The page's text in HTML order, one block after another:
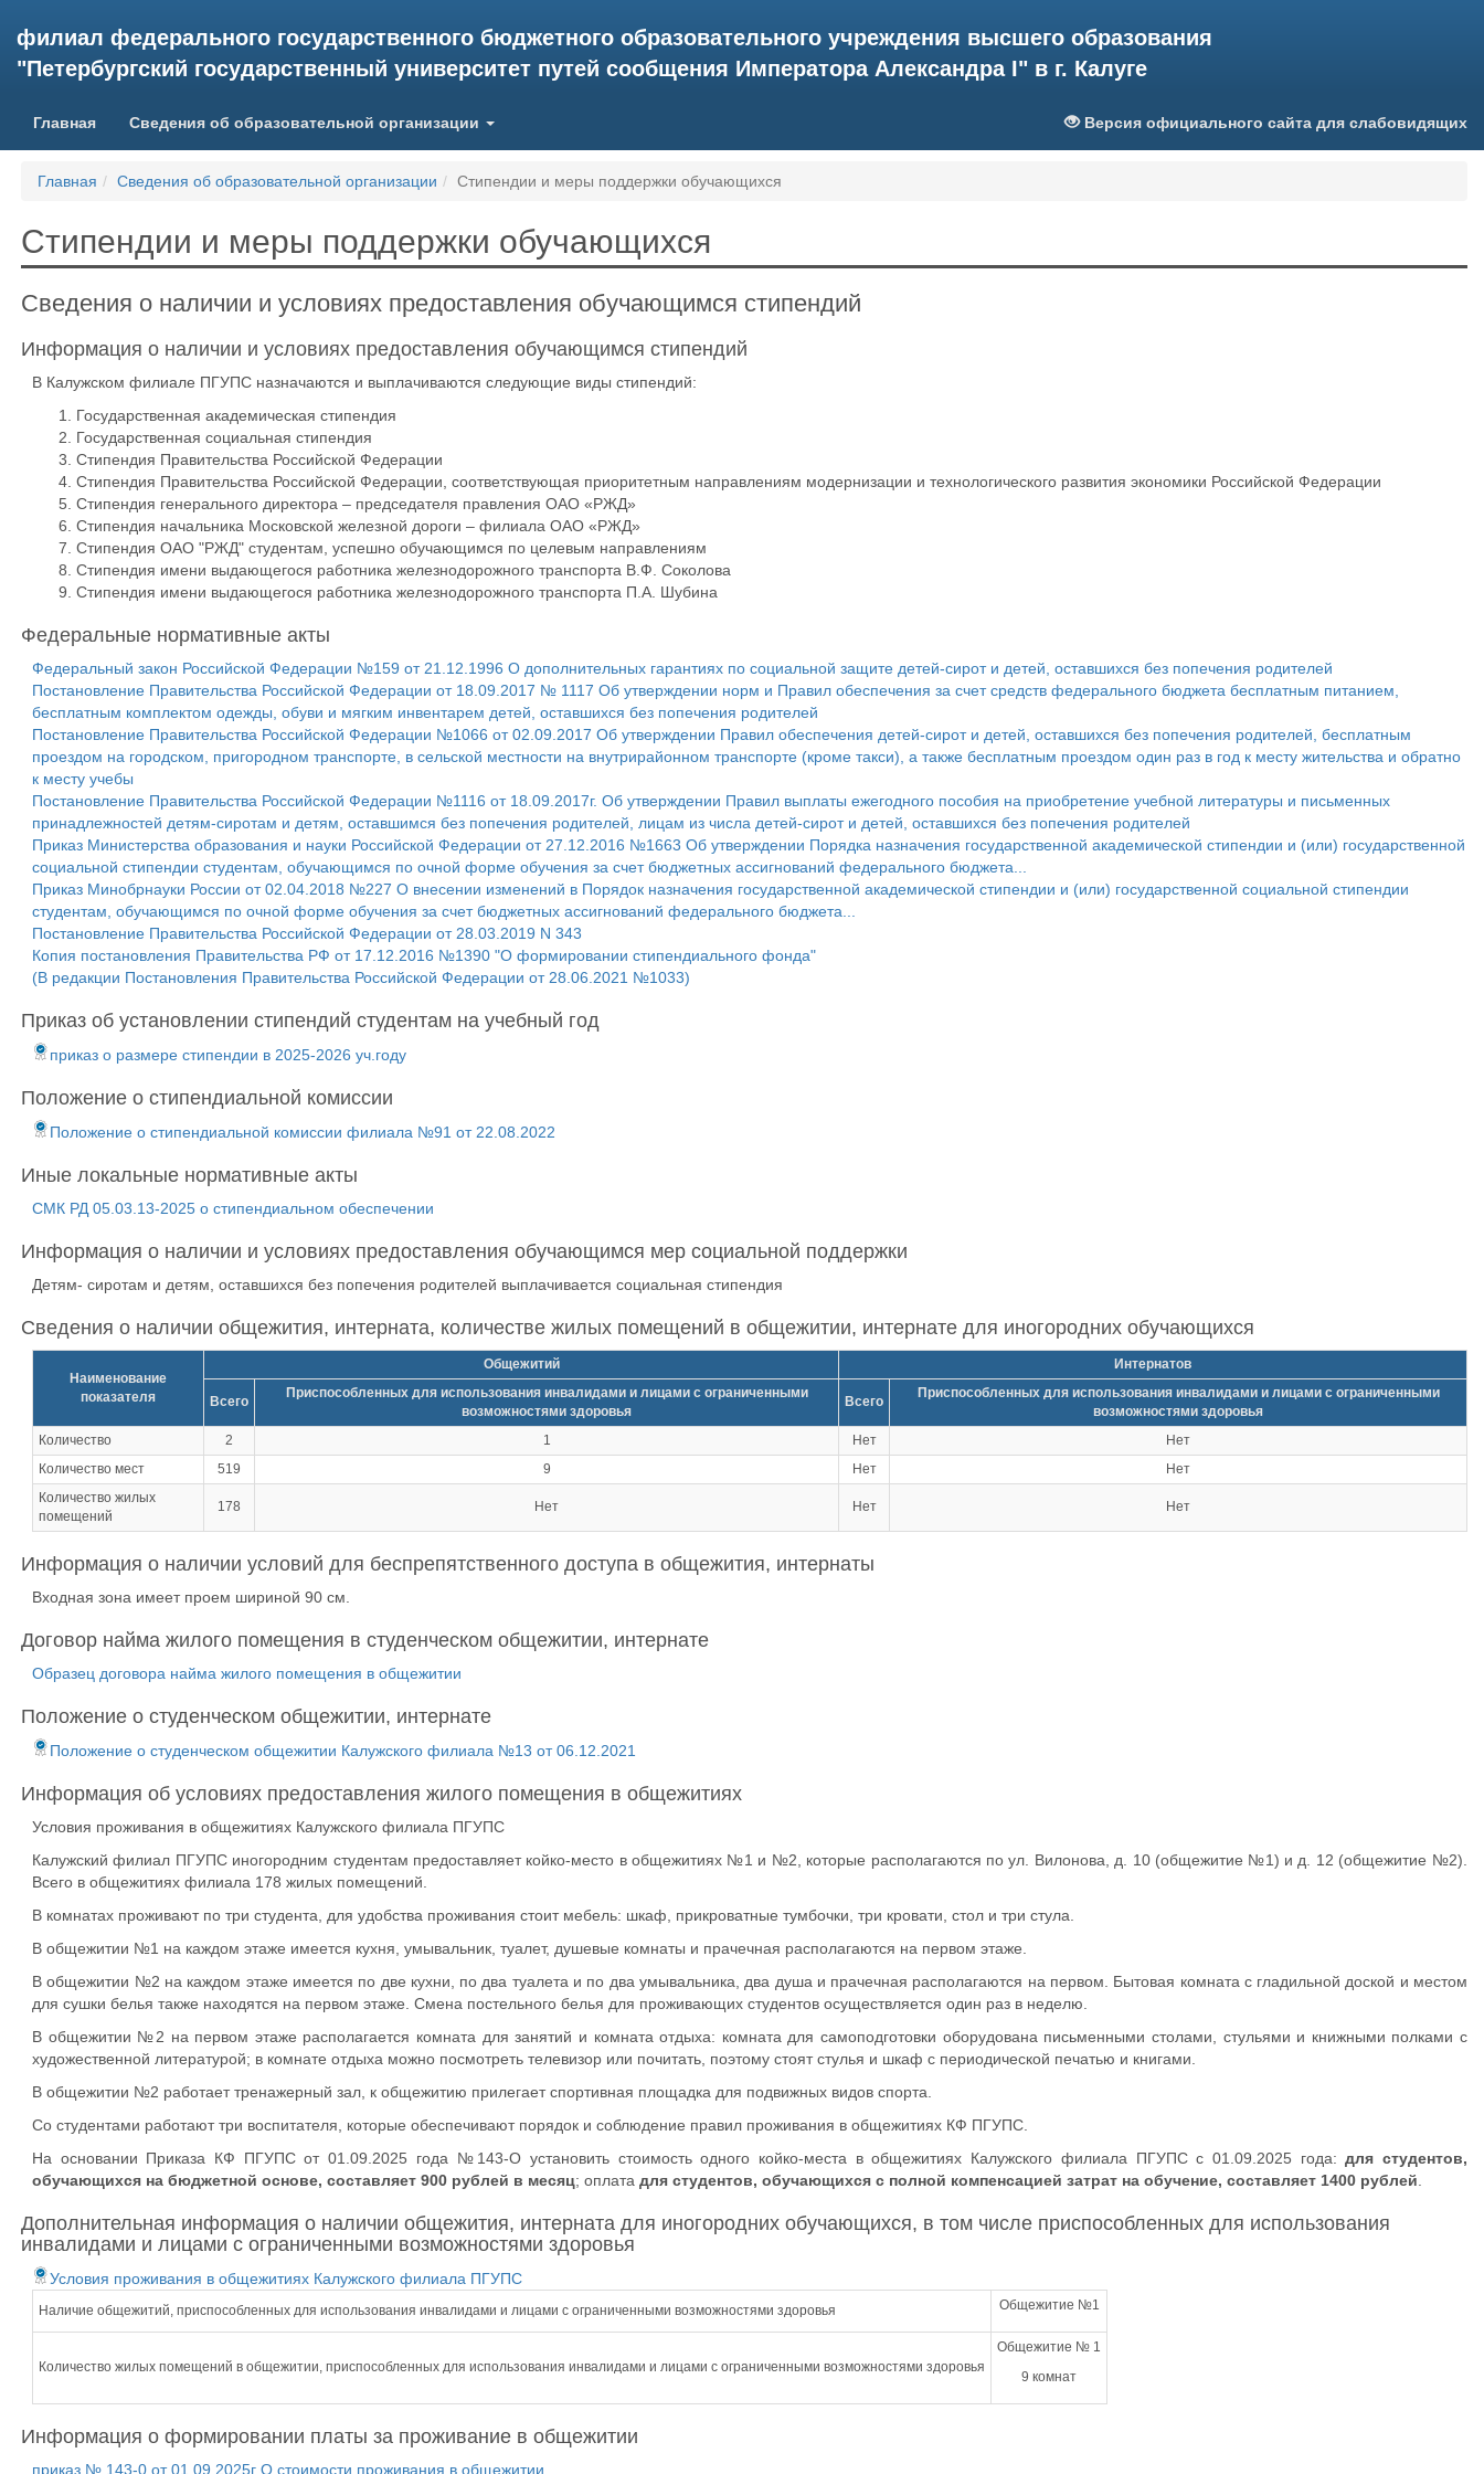
филиал федерального государственного бюджетного образовательного учреждения высшего образования
"Петербургский государственный университет путей сообщения Императора Александра I" в г. Калуге
Главная Сведения об образовательной организации Версия официального сайта для слабовидящих
Главная Сведения об образовательной организации Стипендии и меры поддержки обучающихся
Стипендии и меры поддержки обучающихся
Сведения о наличии и условиях предоставления обучающимся стипендий
Информация о наличии и условиях предоставления обучающимся стипендий
В Калужском филиале ПГУПС назначаются и выплачиваются следующие виды стипендий:
Государственная академическая стипендия
Государственная социальная стипендия
Стипендия Правительства Российской Федерации
Стипендия Правительства Российской Федерации, соответствующая приоритетным направлениям модернизации и технологического развития экономики Российской Федерации
Стипендия генерального директора – председателя правления ОАО «РЖД»
Стипендия начальника Московской железной дороги – филиала ОАО «РЖД»
Стипендия ОАО "РЖД" студентам, успешно обучающимся по целевым направлениям
Стипендия имени выдающегося работника железнодорожного транспорта В.Ф. Соколова
Стипендия имени выдающегося работника железнодорожного транспорта П.А. Шубина
Федеральные нормативные акты
Федеральный закон Российской Федерации №159 от 21.12.1996 О дополнительных гарантиях по социальной защите детей-сирот и детей, оставшихся без попечения родителей
Постановление Правительства Российской Федерации от 18.09.2017 № 1117 Об утверждении норм и Правил обеспечения за счет средств федерального бюджета бесплатным питанием,
бесплатным комплектом одежды, обуви и мягким инвентарем детей, оставшихся без попечения родителей
Постановление Правительства Российской Федерации №1066 от 02.09.2017 Об утверждении Правил обеспечения детей-сирот и детей, оставшихся без попечения родителей, бесплатным
проездом на городском, пригородном транспорте, в сельской местности на внутрирайонном транспорте (кроме такси), а также бесплатным проездом один раз в год к месту жительства и обратно
к месту учебы
Постановление Правительства Российской Федерации №1116 от 18.09.2017г. Об утверждении Правил выплаты ежегодного пособия на приобретение учебной литературы и письменных
принадлежностей детям-сиротам и детям, оставшимся без попечения родителей, лицам из числа детей-сирот и детей, оставшихся без попечения родителей
Приказ Министерства образования и науки Российской Федерации от 27.12.2016 №1663 Об утверждении Порядка назначения государственной академической стипендии и (или) государственной
социальной стипендии студентам, обучающимся по очной форме обучения за счет бюджетных ассигнований федерального бюджета...
Приказ Минобрнауки России от 02.04.2018 №227 О внесении изменений в Порядок назначения государственной академической стипендии и (или) государственной социальной стипендии
студентам, обучающимся по очной форме обучения за счет бюджетных ассигнований федерального бюджета...
Постановление Правительства Российской Федерации от 28.03.2019 N 343
Копия постановления Правительства РФ от 17.12.2016 №1390 "О формировании стипендиального фонда"
(В редакции Постановления Правительства Российской Федерации от 28.06.2021 №1033)
Приказ об установлении стипендий студентам на учебный год
приказ о размере стипендии в 2025-2026 уч.году
Положение о стипендиальной комиссии
Положение о стипендиальной комиссии филиала №91 от 22.08.2022
Иные локальные нормативные акты
СМК РД 05.03.13-2025 о стипендиальном обеспечении
Информация о наличии и условиях предоставления обучающимся мер социальной поддержки
Детям- сиротам и детям, оставшихся без попечения родителей выплачивается социальная стипендия
Сведения о наличии общежития, интерната, количестве жилых помещений в общежитии, интернате для иногородних обучающихся
Наименование
показателя
Общежитий Интернатов
Всего
Приспособленных для использования инвалидами и лицами с ограниченными
возможностями здоровья
Всего
Приспособленных для использования инвалидами и лицами с ограниченными
возможностями здоровья
Количество
2 1 Нет
Нет
Количество мест
519 9 Нет
Нет
Количество жилых
помещений
178 Нет Нет Нет
Информация о наличии условий для беспрепятственного доступа в общежития, интернаты
Входная зона имеет проем шириной 90 см.
Договор найма жилого помещения в студенческом общежитии, интернате
Образец договора найма жилого помещения в общежитии
Положение о студенческом общежитии, интернате
Положение о студенческом общежитии Калужского филиала №13 от 06.12.2021
Информация об условиях предоставления жилого помещения в общежитиях
Условия проживания в общежитиях Калужского филиала ПГУПС
Калужский филиал ПГУПС иногородним студентам предоставляет койко-место в общежитиях №1 и №2, которые располагаются по ул. Вилонова, д. 10 (общежитие №1) и д. 12 (общежитие №2).
Всего в общежитиях филиала 178 жилых помещений.
В комнатах проживают по три студента, для удобства проживания стоит мебель: шкаф, прикроватные тумбочки, три кровати, стол и три стула.
В общежитии №1 на каждом этаже имеется кухня, умывальник, туалет, душевые комнаты и прачечная располагаются на первом этаже.
В общежитии №2 на каждом этаже имеется по две кухни, по два туалета и по два умывальника, два душа и прачечная располагаются на первом. Бытовая комната с гладильной доской и местом
для сушки белья также находятся на первом этаже. Смена постельного белья для проживающих студентов осуществляется один раз в неделю.
В общежитии №2 на первом этаже располагается комната для занятий и комната отдыха: комната для самоподготовки оборудована письменными столами, стульями и книжными полками с
художественной литературой; в комнате отдыха можно посмотреть телевизор или почитать, поэтому стоят стулья и шкаф с периодической печатью и книгами.
В общежитии №2 работает тренажерный зал, к общежитию прилегает спортивная площадка для подвижных видов спорта.
Со студентами работают три воспитателя, которые обеспечивают порядок и соблюдение правил проживания в общежитиях КФ ПГУПС.
На основании Приказа КФ ПГУПС от 01.09.2025 года №143-О установить стоимость одного койко-места в общежитиях Калужского филиала ПГУПС с 01.09.2025 года:для студентов,
обучающихся на бюджетной основе, составляет 900 рублей в месяц; оплата для студентов, обучающихся с полной компенсацией затрат на обучение, составляет 1400 рублей
Дополнительная информация о наличии общежития, интерната для иногородних обучающихся, в том числе приспособленных для использования
инвалидами и лицами с ограниченными возможностями здоровья
Условия проживания в общежитиях Калужского филиала ПГУПС
Наличие общежитий, приспособленных для использования инвалидами и лицами с ограниченными возможностями здоровья Общежитие №1
Количество жилых помещений в общежитии, приспособленных для использования инвалидами и лицами с ограниченными возможностями здоровья
Общежитие № 1
9 комнат
Информация о формировании платы за проживание в общежитии
приказ № 143-0 от 01.09.2025г О стоимости проживания в общежитии